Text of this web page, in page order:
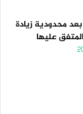
محدودية زيادة
عليها